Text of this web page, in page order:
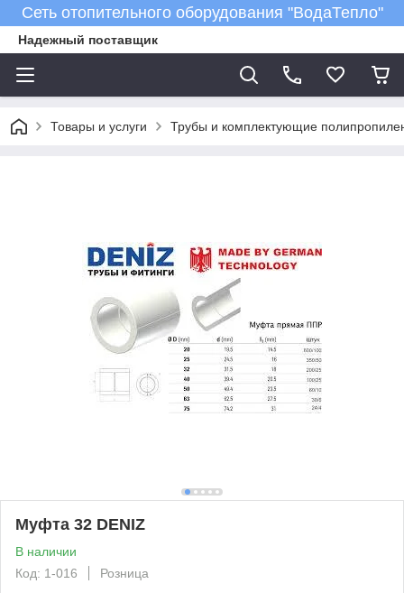
Сеть отопительного оборудования "ВодаТепло"
Надежный поставщик
Товары и услуги Трубы и комплектующие
Муфта 32 DENIZ
В наличии
Код: 1-016
Розница